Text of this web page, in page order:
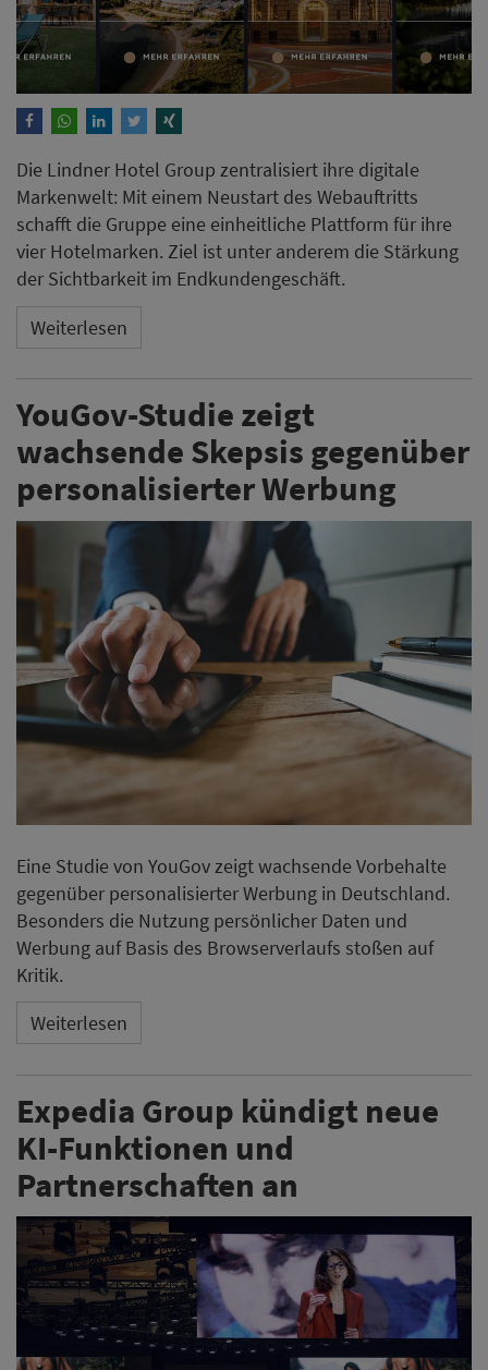
Die Lindner Hotel Group zentralisiert ihre digitale
Markenwelt: Mit einem Neustart des Webauftritts
schafft die Gruppe eine einheitliche Plattform für ihre
vier Hotelmarken. Ziel ist unter anderem die Stärkung
der Sichtbarkeit im Endkundengeschäft.
Weiterlesen
YouGov-Studie zeigt
wachsende Skepsis gegenüber
personalisierter Werbung
Eine Studie von YouGov zeigt wachsende Vorbehalte
gegenüber personalisierter Werbung in Deutschland.
Besonders die Nutzung persönlicher Daten und
Werbung auf Basis des Browserverlaufs stoßen auf
Kritik.
Weiterlesen
Expedia Group kündigt neue
KI-Funktionen und
Partnerschaften an